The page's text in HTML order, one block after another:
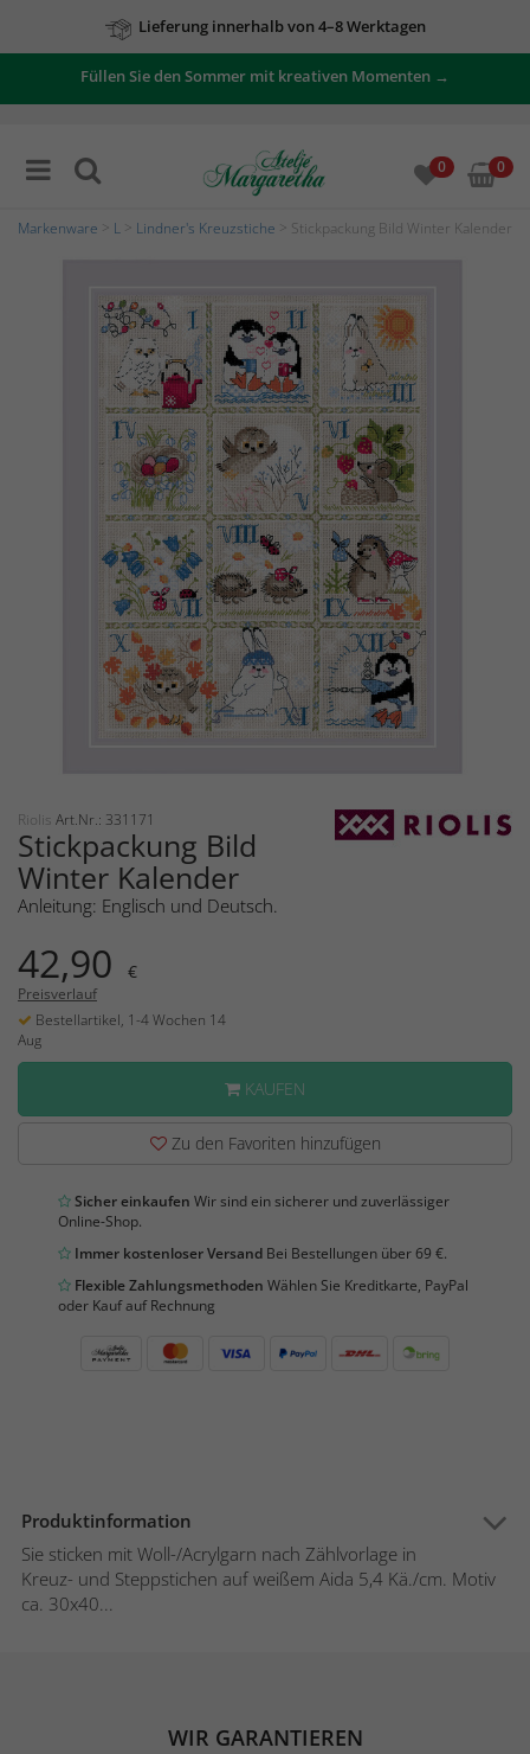
Lieferung innerhalb von 4–8 Werktagen
Füllen Sie den Sommer mit kreativen Momenten →
0 0
Markenware L Lindner's Kreuzstiche > Stickpackung Bild Winter Kalender
Riolis Art.Nr.: 331171
Stickpackung Bild
Winter Kalender
Anleitung: Englisch und Deutsch.
42,90 €
Preisverlauf
Bestellartikel, 1-4 Wochen 14
Aug
KAUFEN
Zu den Favoriten hinzufügen
Sicher einkaufen Wir sind ein sicherer und zuverlässiger
Online-Shop.
Immer kostenloser Versand Bei Bestellungen über 69 €.
Flexible Zahlungsmethoden Wählen Sie Kreditkarte, PayPal
oder Kauf auf Rechnung
Produktinformation
Sie sticken mit Woll-/Acrylgarn nach Zählvorlage in
Kreuz- und Steppstichen auf weißem Aida 5,4 Kä./cm. Motiv
ca. 30x40...
WIR GARANTIEREN